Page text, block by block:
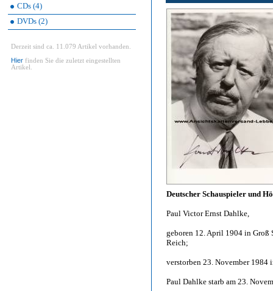
CDs (4)
DVDs (2)
Derzeit sind ca. 11.079 Artikel vorhanden.
Hier finden Sie die zuletzt eingestellten
Artikel.
Deutscher Schauspieler und
Paul Victor Ernst Dahlke,
geboren 12. April 1904 in Groß
Reich;
verstorben 23. November 1984
Paul Dahlke starb am 23.